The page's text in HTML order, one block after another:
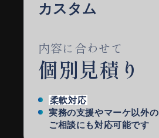
カスタム
内容に合わせて
個別見積り
柔軟対応
実務の支援やマーケ以外の
ご相談にも対応可能です